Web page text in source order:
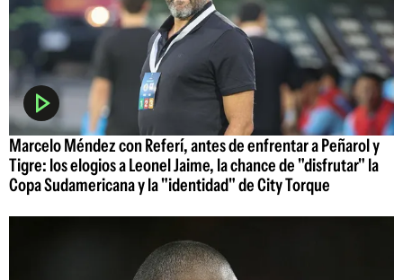
Marcelo Méndez con Referí, antes de enfrentar a Peñarol y
Tigre: los elogios a Leonel Jaime, la chance de "disfrutar" la
Copa Sudamericana y la "identidad" de City Torque